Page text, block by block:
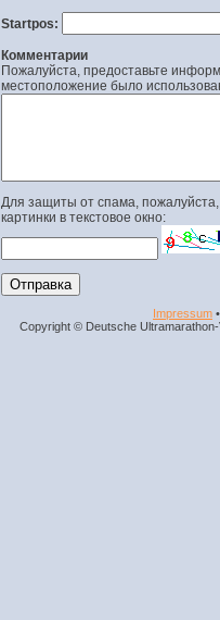
Startpos:
Комментарии
Пожалуйста, предоставьте
местоположение было
Для защиты от спама,
картинки в текстовое окно:
Impressum
Copyright © Deutsche